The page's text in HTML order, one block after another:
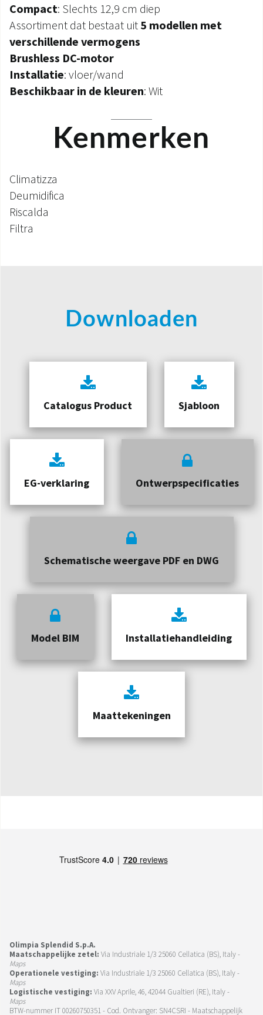
Compact: Slechts 12,9 cm diep
Assortiment dat bestaat uit 5 modellen met
verschillende vermogens
Brushless DC-motor
Installatie: vloer/wand
Beschikbaar in de kleuren: Wit
Kenmerken
Climatizza
Deumidifica
Riscalda
Filtra
Downloaden
Catalogus Product Sjabloon
EG-verklaring Ontwerpspecificaties
Schematische weergave PDF en DWG
Model BIM Installatiehandleiding
Maattekeningen
Olimpia Splendid S.p.A.
Maatschappelijke zetel: Via Industriale 1/3 25060 Cellatica (BS), Italy -
Maps
Operationele vestiging: Via Industriale 1/3 25060 Cellatica (BS), Italy -
Maps
Logistische vestiging: Via XXV Aprile, 46, 42044 Gualtieri (RE), Italy -
Maps
BTW-nummer IT 00260750351 - Cod. Ontvanger: SN4CSRI - Maatschappelijk